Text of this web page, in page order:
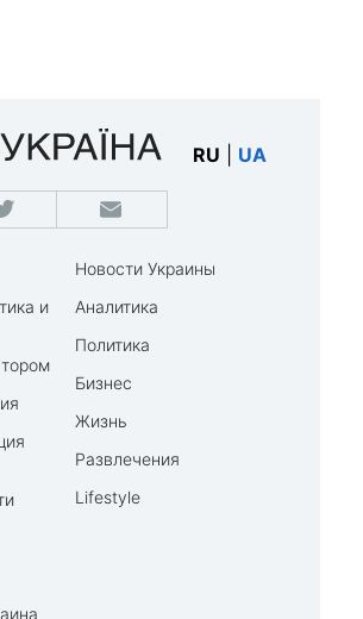
RU UA
и
Новости Украины
Аналитика
Политика
Бизнес
Жизнь
Развлечения
Lifestyle